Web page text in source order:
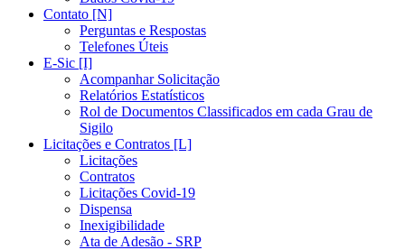
Contato [N]
Perguntas e Respostas
Telefones Úteis
E-Sic [I]
Acompanhar Solicitação
Relatórios Estatísticos
Rol de Documentos Classificados em cada Grau de
Sigilo
Licitações e Contratos [L]
Licitações
Contratos
Licitações Covid-19
Dispensa
Inexigibilidade
Ata de Adesão - SRP